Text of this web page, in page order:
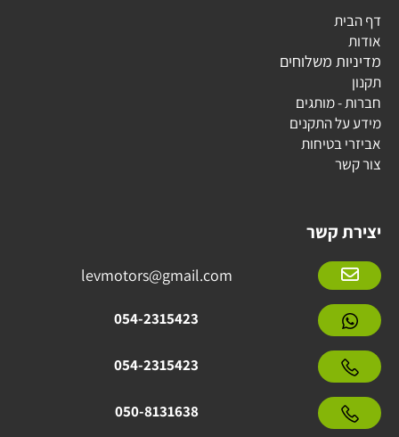
דף הבית
אודות
מדיניות משלוחים
תקנון
חברות - מותגים
מידע על התקנים
אביזרי בטיחות
צור קשר
יצירת קשר
levmotors@gmail.com
054-2315423
054-2315423
050-8131638